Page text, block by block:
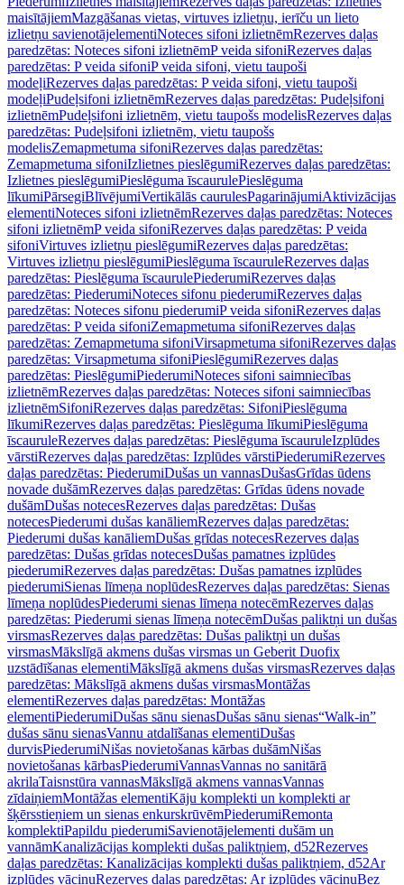
maisītājiemMazgāšanas vietas, virtuves izlietņu, ierīču un lieto
izlietņu savienotājelementiNoteces sifoni izlietnēmRezerves daļas
paredzētas: Noteces sifoni izlietnēmP veida sifoniRezerves daļas
paredzētas: P veida sifoniP veida sifoni, vietu taupoši
modeļiRezerves daļas paredzētas: P veida sifoni, vietu taupoši
modeļiPudeļsifoni izlietnēmRezerves daļas paredzētas: Pudeļsifoni
izlietnēmPudeļsifoni izlietnēm, vietu taupošs modelisRezerves daļas
paredzētas: Pudeļsifoni izlietnēm, vietu taupošs
modelisZemapmetuma sifoniRezerves daļas paredzētas:
Zemapmetuma sifoniIzlietnes pieslēgumiRezerves daļas paredzētas:
Izlietnes pieslēgumiPieslēguma īscaurulePieslēguma
līkumiPārsegiBlīvējumiVertikālās caurulesPagarinājumiAktivizācijas
elementiNoteces sifoni izlietnēmRezerves daļas paredzētas: Noteces
sifoni izlietnēmP veida sifoniRezerves daļas paredzētas: P veida
sifoniVirtuves izlietņu pieslēgumiRezerves daļas paredzētas:
Virtuves izlietņu pieslēgumiPieslēguma īscauruleRezerves daļas
paredzētas: Pieslēguma īscaurulePiederumiRezerves daļas
paredzētas: PiederumiNoteces sifonu piederumiRezerves daļas
paredzētas: Noteces sifonu piederumiP veida sifoniRezerves daļas
paredzētas: P veida sifoniZemapmetuma sifoniRezerves daļas
paredzētas: Zemapmetuma sifoniVirsapmetuma sifoniRezerves daļas
paredzētas: Virsapmetuma sifoniPieslēgumiRezerves daļas
paredzētas: PieslēgumiPiederumiNoteces sifoni saimniecības
izlietnēmRezerves daļas paredzētas: Noteces sifoni saimniecības
izlietnēmSifoniRezerves daļas paredzētas: SifoniPieslēguma
līkumiRezerves daļas paredzētas: Pieslēguma līkumiPieslēguma
īscauruleRezerves daļas paredzētas: Pieslēguma īscauruleIzplūdes
vārstiRezerves daļas paredzētas: Izplūdes vārstiPiederumiRezerves
daļas paredzētas: PiederumiDušas un vannasDušasGrīdas ūdens
novade dušāmRezerves daļas paredzētas: Grīdas ūdens novade
dušāmDušas notecesRezerves daļas paredzētas: Dušas
notecesPiederumi dušas kanāliemRezerves daļas paredzētas:
Piederumi dušas kanāliemDušas grīdas notecesRezerves daļas
paredzētas: Dušas grīdas notecesDušas pamatnes izplūdes
piederumiRezerves daļas paredzētas: Dušas pamatnes izplūdes
piederumiSienas līmeņa noplūdesRezerves daļas paredzētas: Sienas
līmeņa noplūdesPiederumi sienas līmeņa notecēmRezerves daļas
paredzētas: Piederumi sienas līmeņa notecēmDušas paliktņi un dušas
virsmasRezerves daļas paredzētas: Dušas paliktņi un dušas
virsmasMākslīgā akmens dušas virsmas un Geberit Duofix
uzstādīšanas elementiMākslīgā akmens dušas virsmasRezerves daļas
paredzētas: Mākslīgā akmens dušas virsmasMontāžas
elementiRezerves daļas paredzētas: Montāžas
elementiPiederumiDušas sānu sienasDušas sānu sienas“Walk-in”
dušas sānu sienasVannu atdalīšanas elementiDušas
durvisPiederumiNišas novietošanas kārbas dušāmNišas
novietošanas kārbasPiederumiVannasVannas no sanitārā
akrilaTaisnstūra vannasMākslīgā akmens vannasVannas
zīdaiņiemMontāžas elementiKāju komplekti un komplekti ar
šķērsstieņiem un sienas enkurskrūvēmPiederumiRemonta
komplektiPapildu piederumiSavienotājelementi dušām un
vannāmKanalizācijas komplekti dušas paliktņiem, d52Rezerves
daļas paredzētas: Kanalizācijas komplekti dušas paliktņiem, d52Ar
izplūdes vāciņuRezerves daļas paredzētas: Ar izplūdes vāciņuBez